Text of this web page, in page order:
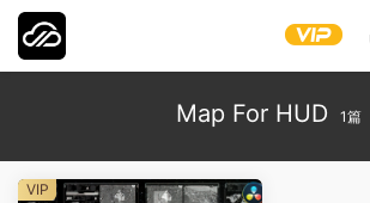
Map For HUD 1篇
VIP